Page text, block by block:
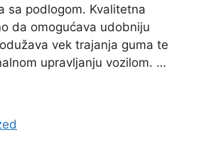
sa podlogom. Kvalitetna
da omogućava udobniju
vek trajanja guma te
upravljanju vozilom. …